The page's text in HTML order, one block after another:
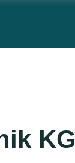
KG